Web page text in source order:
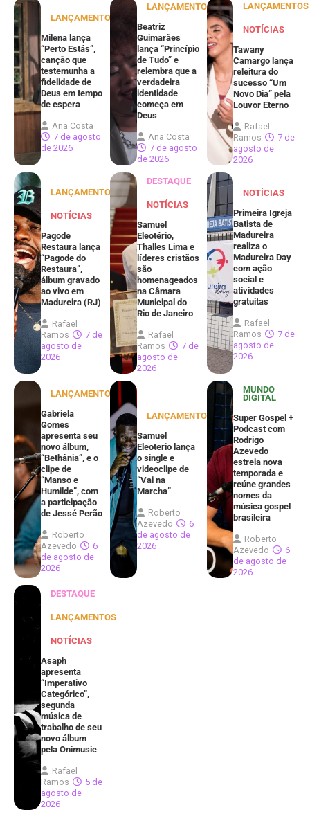
LANÇAMENTOS
Milena lança
“Perto Estás”,
canção que
testemunha a
fidelidade de
Deus em tempo
de espera
Ana Costa
7 de agosto
de 2026
LANÇAMENTOS
Beatriz
Guimarães
lança “Princípio
de Tudo” e
relembra que a
verdadeira
identidade
começa em
Deus
Ana Costa
7 de agosto
de 2026
LANÇAMENTOS
NOTÍCIAS
Tawany
Camargo lança
releitura do
sucesso “Um
Novo Dia” pela
Louvor Eterno
Rafael
Ramos
7 de
agosto de
2026
LANÇAMENTOS
NOTÍCIAS
Pagode
Restaura lança
“Pagode do
Restaura”,
álbum gravado
ao vivo em
Madureira (RJ)
Rafael
Ramos
7 de
agosto de
2026
DESTAQUE
NOTÍCIAS
Samuel
Eleotério,
Thalles Lima e
líderes cristãos
são
homenageados
na Câmara
Municipal do
Rio de Janeiro
Rafael
Ramos
7 de
agosto de
2026
NOTÍCIAS
Primeira Igreja
Batista de
Madureira
realiza o
Madureira Day
com ação
social e
atividades
gratuitas
Rafael
Ramos
7 de
agosto de
2026
LANÇAMENTOS
Gabriela
Gomes
apresenta seu
novo álbum,
“Bethânia”, e o
clipe de
“Manso e
Humilde”, com
a participação
de Jessé Perão
Roberto
Azevedo
6
de agosto de
2026
LANÇAMENTOS
Samuel
Eleoterio lança
o single e
videoclipe de
“Vai na
Marcha”
Roberto
Azevedo
6
de agosto de
2026
MUNDO
DIGITAL
Super Gospel +
Podcast com
Rodrigo
Azevedo
estreia nova
temporada e
reúne grandes
nomes da
música gospel
brasileira
Roberto
Azevedo
6
de agosto de
2026
DESTAQUE
LANÇAMENTOS
NOTÍCIAS
Asaph
apresenta
“Imperativo
Categórico”,
segunda
música de
trabalho de seu
novo álbum
pela Onimusic
Rafael
Ramos
5 de
agosto de
2026